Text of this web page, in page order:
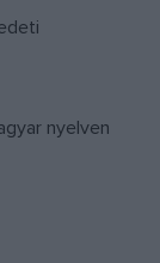
nyelven